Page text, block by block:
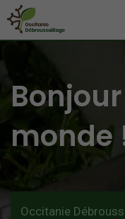
Skip
monde
Occitanie